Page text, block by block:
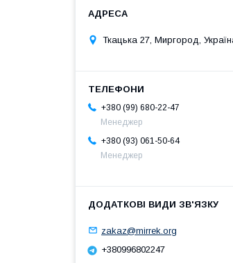
Ткацька 27, Миргород,
+380 (99) 680-22-47
Менеджер
+380 (93) 061-50-64
Менеджер
zakaz@mirrek.org
+380996802247